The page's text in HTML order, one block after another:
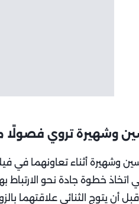
تروي فصولًا
وشهيرة أثناء تعاونهما في
اتخاذ خطوة جادة نحو الارتباط
أن يتوج الثنائي علاقتهما